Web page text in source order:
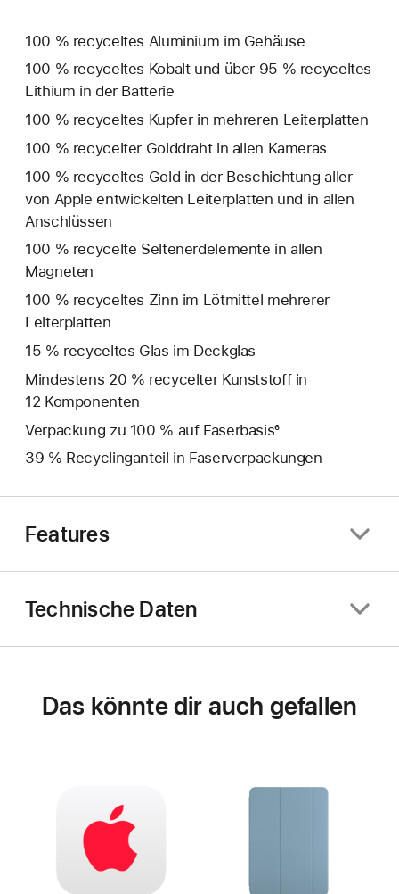
100 % recyceltes Aluminium im Gehäuse
100 % recyceltes Kobalt und über 95 % recyceltes
Lithium in der Batterie
100 % recyceltes Kupfer in mehreren Leiterplatten
100 % recycelter Golddraht in allen Kameras
100 % recyceltes Gold in der Beschichtung aller
von Apple entwickelten Leiterplatten und in allen
Anschlüssen
100 % recycelte Seltenerd­elemente in allen
Magneten
100 % recyceltes Zinn im Lötmittel mehrerer
Leiterplatten
15 % recyceltes Glas im Deckglas
Mindestens 20 % recycelter Kunststoff in
12 Komponenten
Verpackung zu 100 % auf Faserbasis⁶
39 % Recyclinganteil in Faserverpackungen
Features
Technische Daten
Das könnte dir auch gefallen